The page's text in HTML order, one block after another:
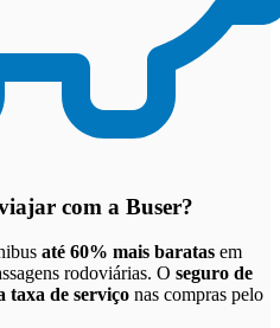
com a Buser?
até 60% mais baratas em
rodoviárias. O seguro de
taxa de serviço nas compras pelo